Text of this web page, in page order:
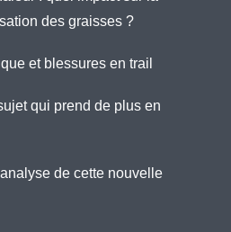
des graisses ?
et blessures en trail
qui prend de plus en
de cette nouvelle